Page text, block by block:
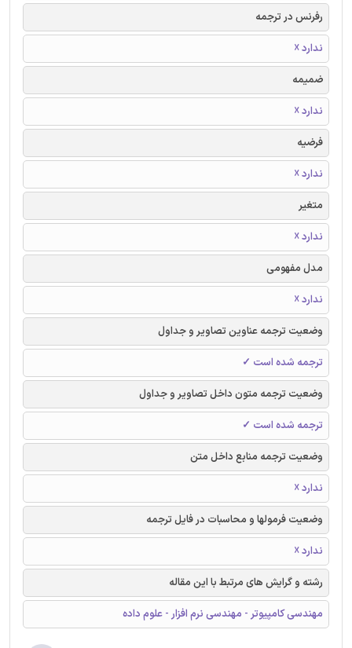
رفرنس در ترجمه
ندارد ☓
ضمیمه
ندارد ☓
فرضیه
ندارد ☓
متغیر
ندارد ☓
مدل مفهومی
ندارد ☓
وضعیت ترجمه عناوین تصاویر و جداول
ترجمه شده است ✓
وضعیت ترجمه متون داخل تصاویر و جداول
ترجمه شده است ✓
وضعیت ترجمه منابع داخل متن
ندارد ☓
وضعیت فرمولها و محاسبات در فایل ترجمه
ندارد ☓
رشته و گرایش های مرتبط با این مقاله
مهندسی کامپیوتر - مهندسی نرم افزار - علوم داده